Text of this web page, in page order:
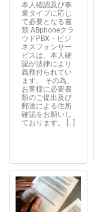
本人確認及び事
業タイプに応じ
て必要となる書
類 ABphoneクラ
ウドPBX・ビジ
ネスフォンサー
ビスは、本人確
認が法律により
義務付られてい
ます。 その為、
お客様に必要書
類のご提出及び
郵送による住所
確認をお願いし
ております。 […]